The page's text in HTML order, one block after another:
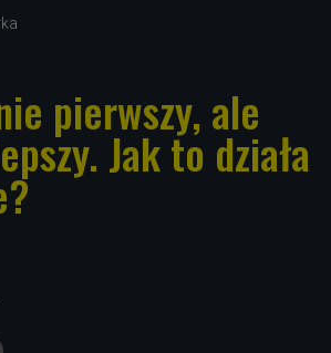
pierwszy, ale
Jak to działa